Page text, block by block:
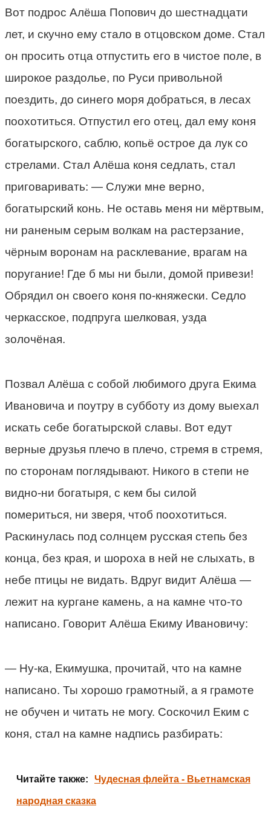
Вот подрос Алёша Попович до шестнадцати
лет, и скучно ему стало в отцовском доме. Стал
он просить отца отпустить его в чистое поле, в
широкое раздолье, по Руси привольной
поездить, до синего моря добраться, в лесах
поохотиться. Отпустил его отец, дал ему коня
богатырского, саблю, копьё острое да лук со
стрелами. Стал Алёша коня седлать, стал
приговаривать: — Служи мне верно,
богатырский конь. Не оставь меня ни мёртвым,
ни раненым серым волкам на растерзание,
чёрным воронам на расклевание, врагам на
поругание! Где б мы ни были, домой привези!
Обрядил он своего коня по-княжески. Седло
черкасское, подпруга шелковая, узда
золочёная.
Позвал Алёша с собой любимого друга Екима
Ивановича и поутру в субботу из дому выехал
искать себе богатырской славы. Вот едут
верные друзья плечо в плечо, стремя в стремя,
по сторонам поглядывают. Никого в степи не
видно-ни богатыря, с кем бы силой
помериться, ни зверя, чтоб поохотиться.
Раскинулась под солнцем русская степь без
конца, без края, и шороха в ней не слыхать, в
небе птицы не видать. Вдруг видит Алёша —
лежит на кургане камень, а на камне что-то
написано. Говорит Алёша Екиму Ивановичу:
— Ну-ка, Екимушка, прочитай, что на камне
написано. Ты хорошо грамотный, а я грамоте
не обучен и читать не могу. Соскочил Еким с
коня, стал на камне надпись разбирать:
Читайте также: Чудесная флейта - Вьетнамская
народная сказка